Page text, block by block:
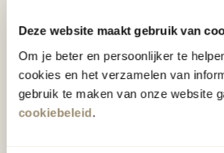
Deze website maakt gebruik van
Om je beter en persoonlijker te
cookies en het verzamelen van
gebruik te maken van onze website
cookiebeleid.
gezien op tv!
Wie kent het programma
'Weer verliefd op je huis'